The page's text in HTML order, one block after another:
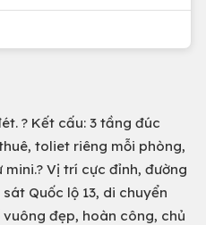
? Kết cấu: 3 tầng đúc
toliet riêng mỗi phòng,
Vị trí cực đỉnh, đường
Quốc lộ 13, di chuyển
vuông đẹp, hoàn công, chủ